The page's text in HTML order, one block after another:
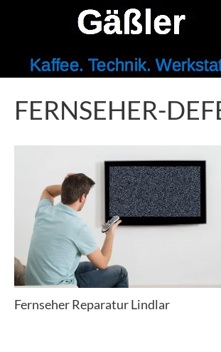
FERNSEHER-
Fernseher Reparatur Lindlar